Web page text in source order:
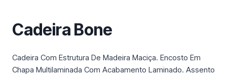
Cadeira Bone
Cadeira Com Estrutura De Madeira Maciça. Encosto Em
Chapa Multilaminada Com Acabamento Laminado. Assento